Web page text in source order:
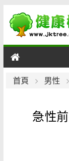
男性
首頁 男性
急性